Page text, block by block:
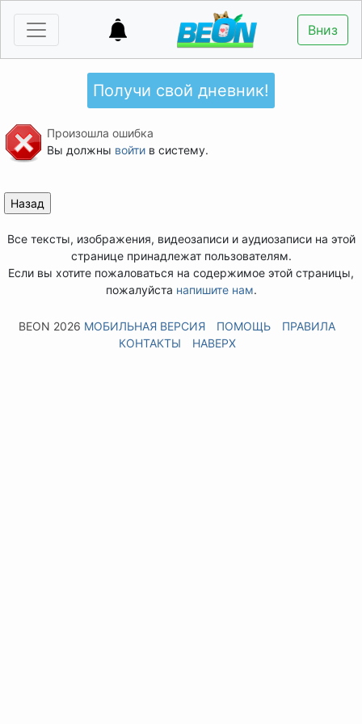
Вниз
Получи свой дневник!
Произошла ошибка
Вы должны войтив систему.
Все тексты, изображения, видеозаписи и аудиозаписи на этой
странице принадлежат пользователям.
Если вы хотите пожаловаться на содержимое этой страницы,
пожалуйста напишите нам.
BEON 2026 МОБИЛЬНАЯ ВЕРСИЯ ПОМОЩЬ
ПРАВИЛА
КОНТАКТЫ
НАВЕРХ